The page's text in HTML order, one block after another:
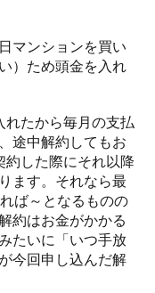
マンションを買い
）ため頭金を入れ
れたから毎月の支払
途中解約してもお
約した際にそれ以降
ます。それなら最
ば～となるものの
約はお金がかかる
たいに「いつ手放
今回申し込んだ解